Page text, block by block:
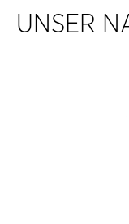
UNSER